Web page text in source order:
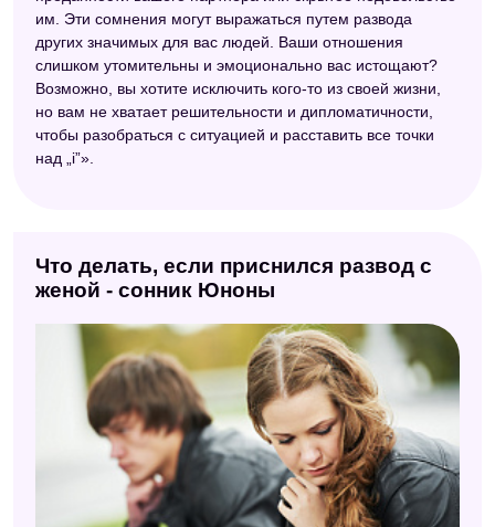
им. Эти сомнения могут выражаться путем развода
других значимых для вас людей. Ваши отношения
слишком утомительны и эмоционально вас истощают?
Возможно, вы хотите исключить кого-то из своей жизни,
но вам не хватает решительности и дипломатичности,
чтобы разобраться с ситуацией и расставить все точки
над „i”».
Что делать, если приснился развод с
женой - сонник Юноны